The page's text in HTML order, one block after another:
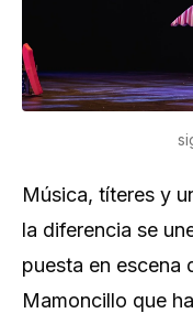
Música, títeres y
la diferencia se
puesta en escena
Mamoncillo que